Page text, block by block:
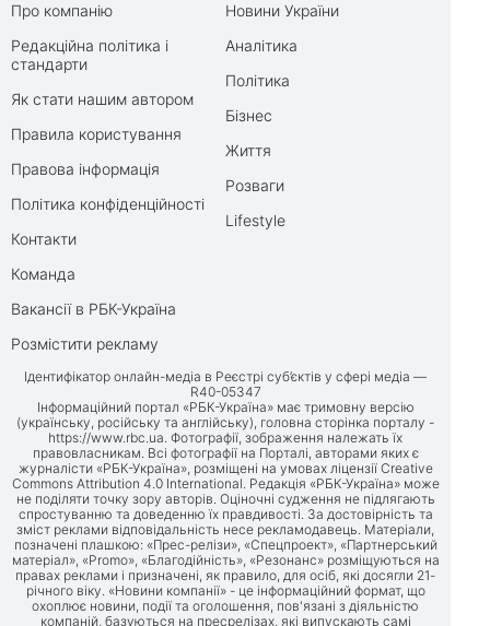
Про компанію
Редакційна політика і
стандарти
Як стати нашим автором
Правила користування
Правова інформація
Політика конфіденційності
Контакти
Команда
Вакансії в РБК-Україна
Розмістити рекламу
Новини України
Аналітика
Політика
Бізнес
Життя
Розваги
Lifestyle
Ідентифікатор онлайн-медіа в Реєстрі суб’єктів у сфері медіа —
R40-05347
Інформаційний портал «РБК-Україна» має тримовну версію
(українську, російську та англійську), головна сторінка порталу -
https://www.rbc.ua. Фотографії, зображення належать їх
правовласникам. Всі фотографії на Порталі, авторами яких є
журналісти «РБК-Україна», розміщені на умовах ліцензії Creative
Commons Attribution 4.0 International. Редакція «РБК-Україна» може
не поділяти точку зору авторів. Оціночні судження не підлягають
спростуванню та доведенню їх правдивості. За достовірність та
зміст реклами відповідальність несе рекламодавець. Матеріали,
позначені плашкою: «Прес-релізи», «Спецпроект», «Партнерський
матеріал», «Promo», «Благодійність», «Резонанс» розміщуються на
правах реклами і призначені, як правило, для осіб, які досягли 21-
річного віку. «Новини компанії» - це інформаційний формат, що
охоплює новини, події та оголошення, пов'язані з діяльністю
компаній, базуються на пресрелізах, які випускають самі